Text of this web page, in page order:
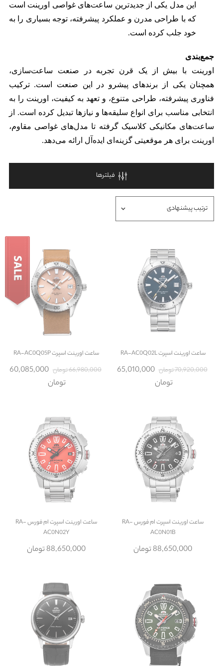
این مدل یکی از جدیدترین ساعت‌های غواصی اورینت است
که با طراحی مدرن و عملکرد پیشرفته، توجه بسیاری را به
خود جلب کرده است.
جمع‌بندی
اورینت با بیش از یک قرن تجربه در صنعت ساعت‌سازی،
همچنان یکی از برندهای پیشرو در این صنعت است. ترکیب
فناوری پیشرفته، طراحی متنوع، و تعهد به کیفیت، اورینت را به
انتخابی مناسب برای انواع سلیقه‌ها و نیازها تبدیل کرده است. از
ساعت‌های مکانیکی کلاسیک گرفته تا مدل‌های غواصی مقاوم،
اورینت برای هر موقعیتی گزینه‌ای ایده‌آل ارائه می‌دهد.
فیلترها
ساعتاورینت اسپرت RA-AC0Q02L
70,920,000 تومان
65,010,000
تومان
ساعتاورینت اسپرت RA-AC0Q05P
66,980,000 تومان
60,085,000
تومان
ساعت
اورینت اسپرت ام فورس RA-
AC0N01B
88,650,000 تومان
ساعت
اورینت اسپرت ام فورس RA-
AC0N02Y
88,650,000 تومان